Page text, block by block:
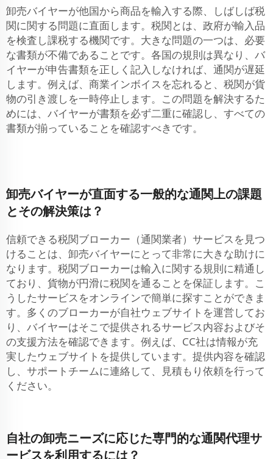
卸売バイヤーが他国から商品を輸入する際、しばしば税
関に関する問題に直面します。税関とは、政府が輸入品
を検査し課税する機関です。大きな問題の一つは、必要
な書類が不備であることです。各国の規則は異なり、バ
イヤーが申告書類を正しく記入しなければ、通関が遅延
します。例えば、商業インボイスを忘れると、税関が貨
物の引き渡しを一時停止します。この問題を解決するた
めには、バイヤーが書類を必ず二重に確認し、すべての
書類が揃っていることを確認すべきです。
卸売バイヤーが直面する一般的な通関上の課題
とその解決策は？
信頼できる税関ブローカー（通関業者）サービスを見つ
けることは、卸売バイヤーにとって非常に大きな助けに
なります。税関ブローカーは輸入に関する規則に精通し
ており、貨物が円滑に税関を通ることを保証します。こ
うしたサービスをオンラインで簡単に探すことができま
す。多くのブローカーが自社ウェブサイトを運営してお
り、バイヤーはそこで提供されるサービス内容およびそ
の支援方法を確認できます。例えば、CC社は情報が充
実したウェブサイトを提供しています。提供内容を確認
し、サポートチームに連絡して、見積もり依頼を行って
ください。
自社の卸売ニーズに応じた専門的な通関代理サ
ービスを利用するには？